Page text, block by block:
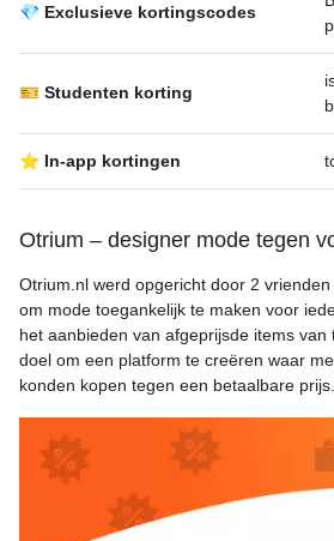
💎 Exclusieve kortingscodes
🎫 Studenten korting
⭐ In-app kortingen
Otrium – designer mode tegen
Otrium.nl werd opgericht door 2
om mode toegankelijk te maken voor
het aanbieden van afgeprijsde items
doel om een platform te creëren waar
konden kopen tegen een betaalbare prijs.